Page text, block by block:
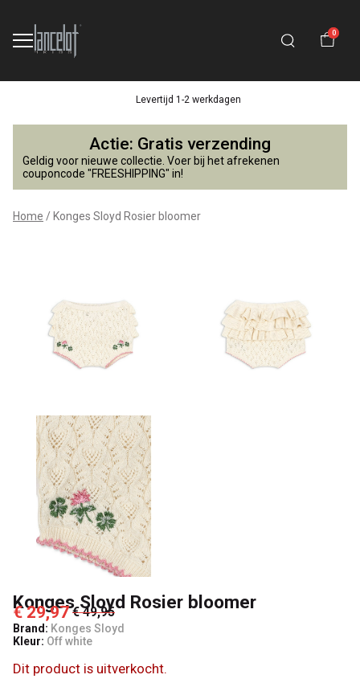
0
Levertijd 1-2 werkdagen
Konges
Sloyd
Rosier
bloomer
Lancelot
Kids
Actie: Gratis verzending
Geldig voor nieuwe collectie. Voer bij het afrekenen
couponcode "FREESHIPPING" in!
Home Konges Sloyd Rosier bloomer
Konges Sloyd Rosier bloomer
€ 29,97 € 49,95
Brand: Konges Sloyd
Kleur: Off white
Dit product is uitverkocht.